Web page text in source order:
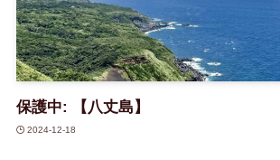
保護中: 【八丈島】
2024-12-18